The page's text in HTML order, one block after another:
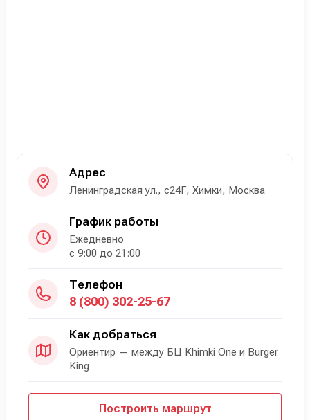
Адрес
Ленинградская ул., с24Г, Химки, Москва
График работы
Ежедневно
с 9:00 до 21:00
Телефон
8 (800) 302-25-67
Как добраться
Ориентир — между БЦ Khimki One и Burger
King
Построить маршрут